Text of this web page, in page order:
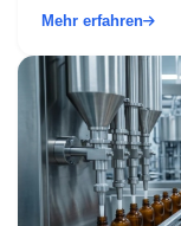
Mehr erfahren